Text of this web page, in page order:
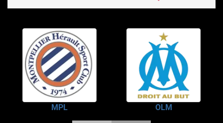
MPL OLM